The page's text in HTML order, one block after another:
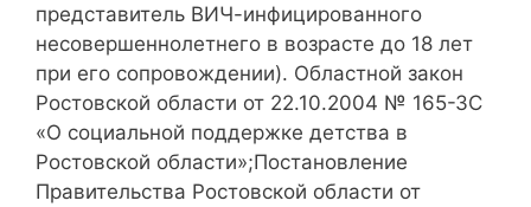
представитель ВИЧ-инфицированного
несовершеннолетнего в возрасте до 18 лет
при его сопровождении). Областной закон
Ростовской области от 22.10.2004 № 165-ЗС
«О социальной поддержке детства в
Ростовской области»;Постановление
Правительства Ростовской области от